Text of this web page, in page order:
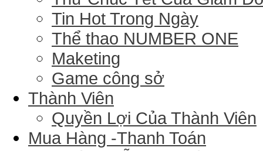
Tin Hot Trong Ngày
Thể thao NUMBER ONE
Maketing
Game công sở
Thành Viên
Quyền Lợi Của Thành Viên
Mua Hàng -Thanh Toán